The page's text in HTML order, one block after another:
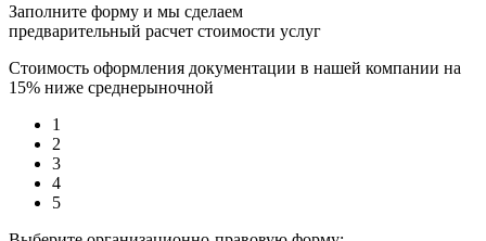
Заполните форму и мы сделаем
предварительный расчет стоимости услуг
Стоимость оформления документации в нашей компании на
15% ниже среднерыночной
1
2
3
4
5